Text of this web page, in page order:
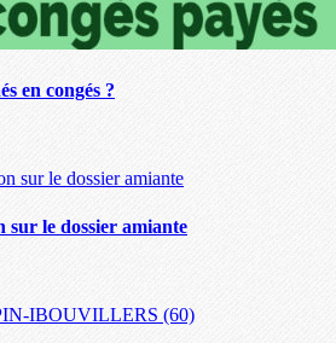
en congés ?
sur le dossier amiante